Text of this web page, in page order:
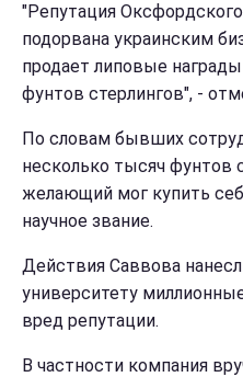
"Репутация
подорвана украинским
продает липовые
фунтов стерлингов", -
По словам бывших
несколько тысяч фунтов
желающий мог купить
научное звание.
Действия Саввова
университету
вред репутации.
В частности компания